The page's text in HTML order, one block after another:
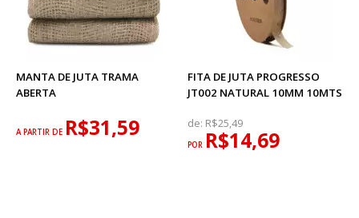
MANTA DE JUTA TRAMA
ABERTA
A PARTIR DE R$31,59
FITA DE JUTA PROGRESSO
JT002 NATURAL 10MM 10MTS
de: R$25,49
POR R$14,69